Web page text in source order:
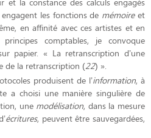
les fonctions de mémoireet
en affinité avec ces artistes et en
comptables, je convoque
papier. « La retranscription d’une
de la retranscription (22) ».
produisent de l’information, à
a choisi une manière singulière de
une modélisation, dans la mesure
écritures, peuvent être sauvegardées,